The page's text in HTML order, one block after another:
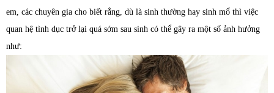
em, các chuyên gia cho biết rằng, dù là sinh thường hay sinh mổ thì việc
quan hệ tình dục trở lại quá sớm sau sinh có thể gây ra một số ảnh hưởng
như: